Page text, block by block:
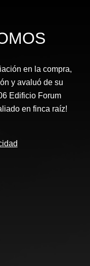
en la compra,
y avaluó de su
Edificio Forum
en finca raíz!